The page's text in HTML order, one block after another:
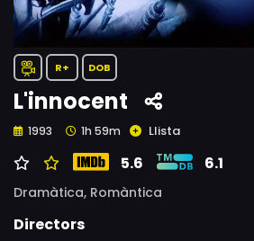
R+ DOB
L'innocent
1993 1h 59m Llista
5.6 6.1
Dramàtica, Romàntica
Directors